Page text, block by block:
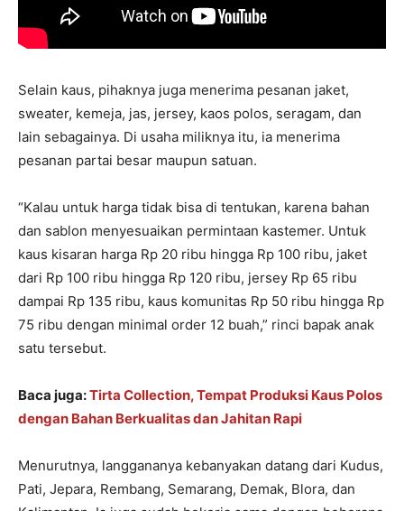
Selain kaus, pihaknya juga menerima pesanan jaket,
sweater, kemeja, jas, jersey, kaos polos, seragam, dan
lain sebagainya. Di usaha miliknya itu, ia menerima
pesanan partai besar maupun satuan.
“Kalau untuk harga tidak bisa di tentukan, karena bahan
dan sablon menyesuaikan permintaan kastemer. Untuk
kaus kisaran harga Rp 20 ribu hingga Rp 100 ribu, jaket
dari Rp 100 ribu hingga Rp 120 ribu, jersey Rp 65 ribu
dampai Rp 135 ribu, kaus komunitas Rp 50 ribu hingga Rp
75 ribu dengan minimal order 12 buah,” rinci bapak anak
satu tersebut.
Baca juga:Tirta Collection, Tempat Produksi Kaus Polos
dengan Bahan Berkualitas dan Jahitan Rapi
Menurutnya, langgananya kebanyakan datang dari Kudus,
Pati, Jepara, Rembang, Semarang, Demak, Blora, dan